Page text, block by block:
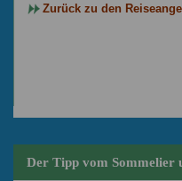
Zurück zu den
Der Tipp vom Sommelier